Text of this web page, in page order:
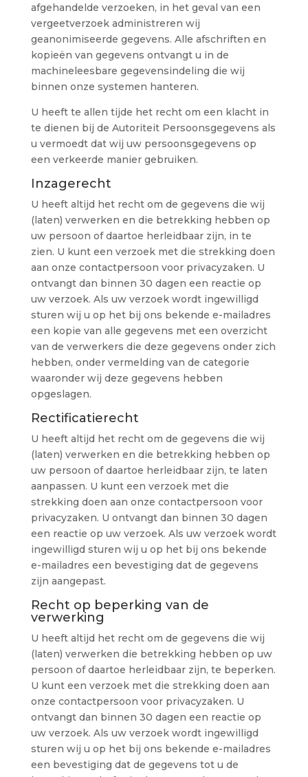
afgehandelde verzoeken, in het geval van een
vergeetverzoek administreren wij
geanonimiseerde gegevens. Alle afschriften en
kopieën van gegevens ontvangt u in de
machineleesbare gegevensindeling die wij
binnen onze systemen hanteren.
U heeft te allen tijde het recht om een klacht in
te dienen bij de Autoriteit Persoonsgegevens als
u vermoedt dat wij uw persoonsgegevens op
een verkeerde manier gebruiken.
Inzagerecht
U heeft altijd het recht om de gegevens die wij
(laten) verwerken en die betrekking hebben op
uw persoon of daartoe herleidbaar zijn, in te
zien. U kunt een verzoek met die strekking doen
aan onze contactpersoon voor privacyzaken. U
ontvangt dan binnen 30 dagen een reactie op
uw verzoek. Als uw verzoek wordt ingewilligd
sturen wij u op het bij ons bekende e-mailadres
een kopie van alle gegevens met een overzicht
van de verwerkers die deze gegevens onder zich
hebben, onder vermelding van de categorie
waaronder wij deze gegevens hebben
opgeslagen.
Rectificatierecht
U heeft altijd het recht om de gegevens die wij
(laten) verwerken en die betrekking hebben op
uw persoon of daartoe herleidbaar zijn, te laten
aanpassen. U kunt een verzoek met die
strekking doen aan onze contactpersoon voor
privacyzaken. U ontvangt dan binnen 30 dagen
een reactie op uw verzoek. Als uw verzoek wordt
ingewilligd sturen wij u op het bij ons bekende
e-mailadres een bevestiging dat de gegevens
zijn aangepast.
Recht op beperking van de
verwerking
U heeft altijd het recht om de gegevens die wij
(laten) verwerken die betrekking hebben op uw
persoon of daartoe herleidbaar zijn, te beperken.
U kunt een verzoek met die strekking doen aan
onze contactpersoon voor privacyzaken. U
ontvangt dan binnen 30 dagen een reactie op
uw verzoek. Als uw verzoek wordt ingewilligd
sturen wij u op het bij ons bekende e-mailadres
een bevestiging dat de gegevens tot u de